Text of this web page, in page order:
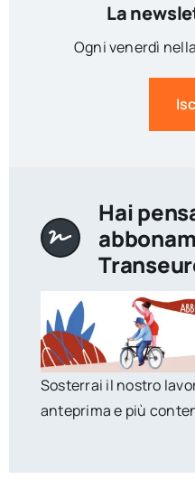
La
Ogni venerdì
Hai
Sosterrai il nostro
anteprima e più